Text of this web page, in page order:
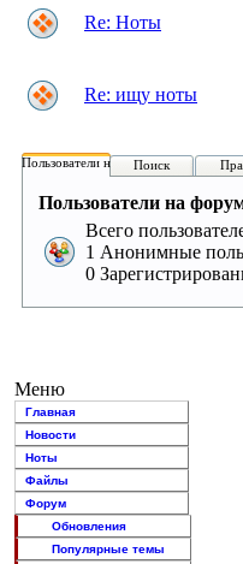
Re: Ноты
Re: ищу ноты
Пользователи на форуме:
Поиск
Пользователи на
Всего
1 Анонимные
0
Меню
Главная
Новости
Ноты
Файлы
Форум
Обновления
Популярные темы